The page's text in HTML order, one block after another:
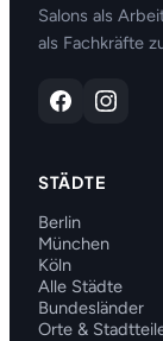
Salons als
als Fachkräfte
STÄDTE
Berlin
München
Köln
Alle Städte
Bundesländer
Orte &